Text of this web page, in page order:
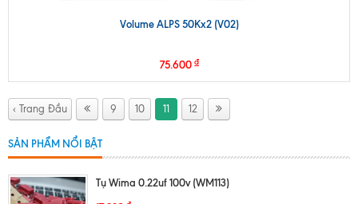
Volume ALPS 50Kx2 (V02)
75.600 ₫
‹ Trang Đầu 9 10 11 12
SẢN PHẨM NỔI BẬT
Tụ Wima 0.22uf 100v (WM113)